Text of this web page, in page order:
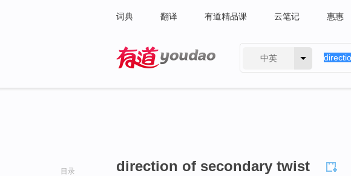
词典 翻译 有道精品课 云笔记 惠惠
中英
目录 direction of secondary twist